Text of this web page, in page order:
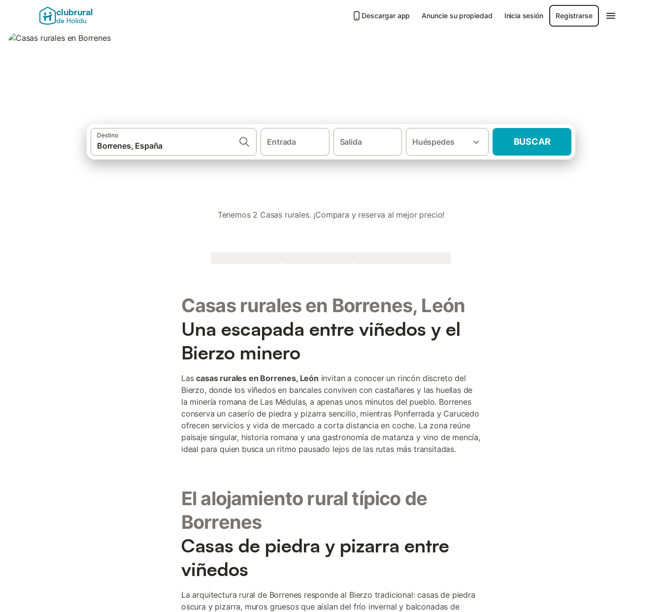
clubrural
de Holidu
Descargar app Anuncie su propiedad Inicia sesión Registrarse
Destino
Entrada Salida Huéspedes BUSCAR
Tenemos 2 Casas rurales. ¡Compara y reserva al mejor precio!
Casas rurales en Borrenes, León
Una escapada entre viñedos y el
Bierzo minero
Lascasas rurales en Borrenes, León invitan a conocer un rincón discreto del
Bierzo, donde los viñedos en bancales conviven con castañares y las huellas de
la minería romana de Las Médulas, a apenas unos minutos del pueblo. Borrenes
conserva un caserío de piedra y pizarra sencillo, mientras Ponferrada y Carucedo
ofrecen servicios y vida de mercado a corta distancia en coche. La zona reúne
paisaje singular, historia romana y una gastronomía de matanza y vino de mencía,
ideal para quien busca un ritmo pausado lejos de las rutas más transitadas.
El alojamiento rural típico de
Borrenes
Casas de piedra y pizarra entre
viñedos
La arquitectura rural de Borrenes responde al Bierzo tradicional: casas de piedra
oscura y pizarra, muros gruesos que aíslan del frío invernal y balconadas de